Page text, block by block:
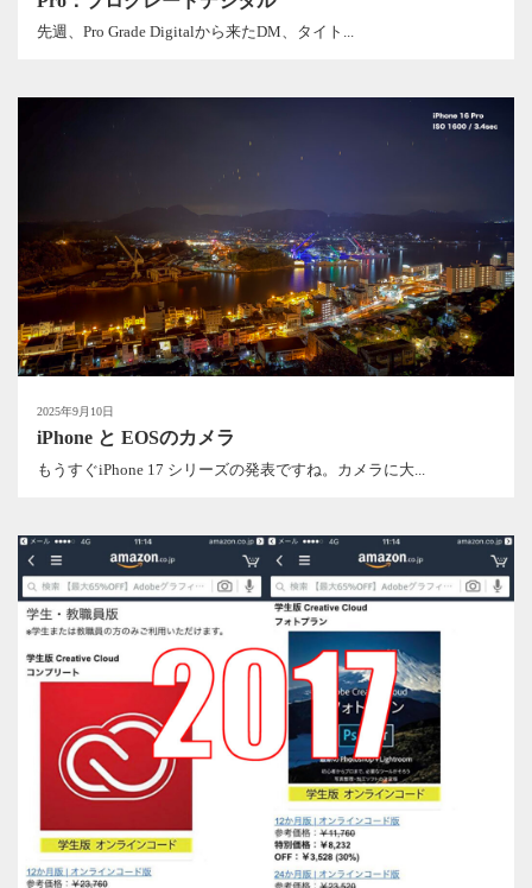
先週、Pro Grade Digitalから来たDM、タイト...
2025年9月10日
iPhone と EOSのカメラ
もうすぐiPhone 17 シリーズの発表ですね。カメラに大...